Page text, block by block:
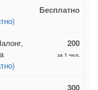
Бесплатно
200
за 1 чел.
300